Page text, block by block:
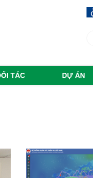
TÁC DỰ ÁN